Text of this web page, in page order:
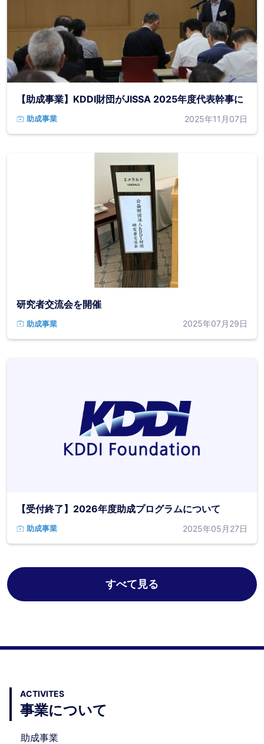
【助成事業】KDDI財団がJISSA 2025年度代表幹事に
助成事業 2025年11月07日
研究者交流会を開催
助成事業 2025年07月29日
【受付終了】2026年度助成プログラムについて
助成事業 2025年05月27日
すべて見る
ACTIVITES
事業について
助成事業